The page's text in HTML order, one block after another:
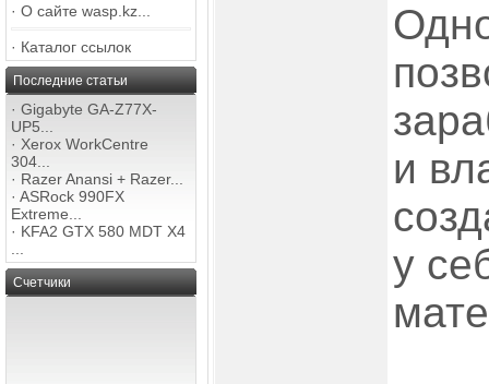
· О сайте wasp.kz...
· Каталог ссылок
Последние статьи
· Gigabyte GA-Z77X-
UP5...
· Xerox WorkCentre
304...
· Razer Anansi + Razer...
· ASRock 990FX
Extreme...
· KFA2 GTX 580 MDT X4
Счетчики
и
у